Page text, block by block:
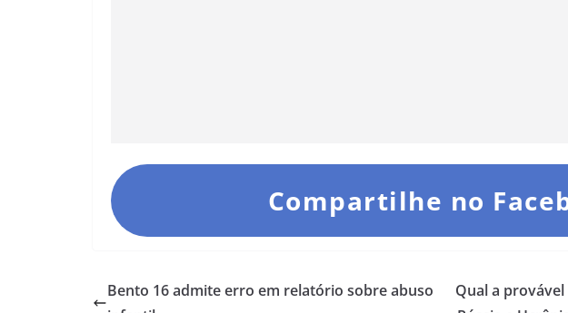
Compartilhe no
Bento 16 admite erro em relatório sobre abuso
Qual a